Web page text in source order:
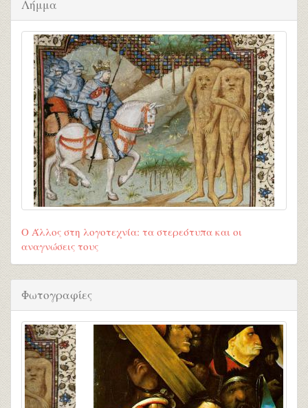
Λήμμα
Ο Άλλος στη λογοτεχνία: τα στερεότυπα και οι
αναγνώσεις τους
Φωτογραφίες